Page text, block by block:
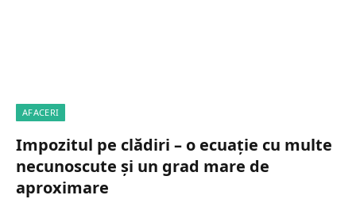
AFACERI
Impozitul pe clădiri – o ecuație cu multe
necunoscute și un grad mare de
aproximare